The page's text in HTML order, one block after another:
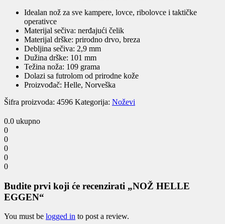
Idealan nož za sve kampere, lovce, ribolovce i taktičke
operativce
Materijal sečiva: nerđajući čelik
Materijal drške: prirodno drvo, breza
Debljina sečiva: 2,9 mm
Dužina drške: 101 mm
Težina noža: 109 grama
Dolazi sa futrolom od prirodne kože
Proizvođač: Helle, Norveška
Šifra proizvoda: 4596 Kategorija: Noževi
0.0 ukupno
0
0
0
0
0
Budite prvi koji će recenzirati „NOŽ HELLE
EGGEN“
You must be logged in to post a review.